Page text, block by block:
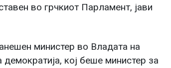
во грчкиот Парламент, јави
министер во Владата на
кој беше министер за